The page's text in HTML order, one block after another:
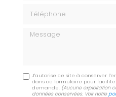
Message
J'autorise ce site à conserver
dans ce formulaire pour
demande. (Aucune exploitation
données conservées. Voir notre